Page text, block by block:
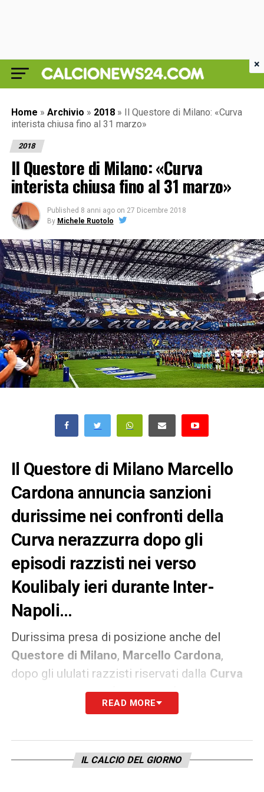
Home » Archivio » 2018 » Il Questore di Milano: «Curva
interista chiusa fino al 31 marzo»
2018
Il Questore di Milano: «Curva
interista chiusa fino al 31 marzo»
Published 8 anni ago on 27 Dicembre 2018
By Michele Ruotolo
Il Questore di Milano Marcello
Cardona annuncia sanzioni
durissime nei confronti della
Curva nerazzurra dopo gli
episodi razzisti nei verso
Koulibaly ieri durante Inter-
Napoli…
Durissima presa di posizione anche del
Questore di Milano, Marcello Cardona,
dopo gli ululati razzisti riservati dalla Curva
nerazzurra nei confronti del difensore
Kalidou Koulibalyieri sera nel corso
pene decisamente pesanti nei confronti dei
READ MORE
IL CALCIO DEL GIORNO
×